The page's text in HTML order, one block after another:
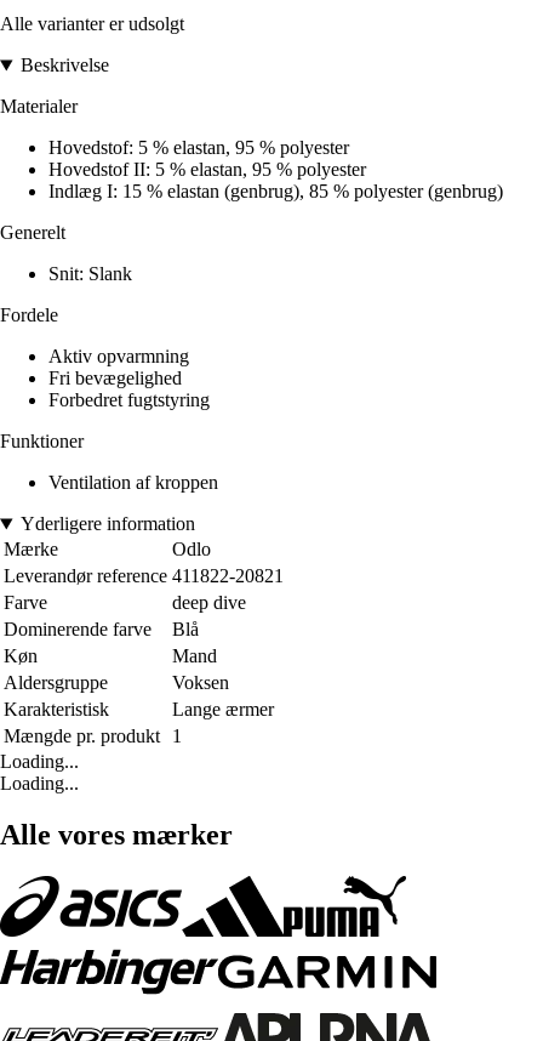
Alle varianter er udsolgt
Beskrivelse
Materialer
Hovedstof: 5 % elastan, 95 % polyester
Hovedstof II: 5 % elastan, 95 % polyester
Indlæg I: 15 % elastan (genbrug), 85 % polyester (genbrug)
Generelt
Snit: Slank
Fordele
Aktiv opvarmning
Fri bevægelighed
Forbedret fugtstyring
Funktioner
Ventilation af kroppen
Yderligere information
Mærke
Odlo
Leverandør reference 411822-20821
Farve
deep dive
Dominerende farve
Blå
Køn
Mand
Aldersgruppe
Voksen
Karakteristisk
Lange ærmer
Mængde pr. produkt
1
Loading...
Loading...
Alle vores mærker